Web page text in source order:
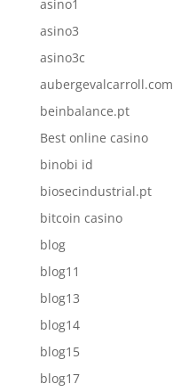
asino1
asino3
asino3c
aubergevalcarroll.com
beinbalance.pt
Best online casino
binobi id
biosecindustrial.pt
bitcoin casino
blog
blog11
blog13
blog14
blog15
blog17